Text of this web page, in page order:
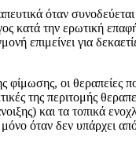
όταν
κατά την ερωτική
επιμείνει για
φί­μωσης, οι θεραπείες
της περιτομής
και τα τοπικά
όταν δεν υπάρχει